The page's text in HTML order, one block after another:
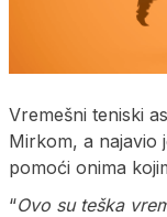
Vremešni teniski
Mirkom, a najavio
pomoći onima
“Ovo su teška